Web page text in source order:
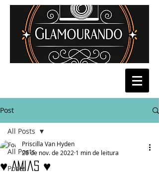
Post
All Posts
Poses
All Posts
♥ Amias ♥
Priscilla Van Hyden
28 de nov. de 2022 1 min de leitura